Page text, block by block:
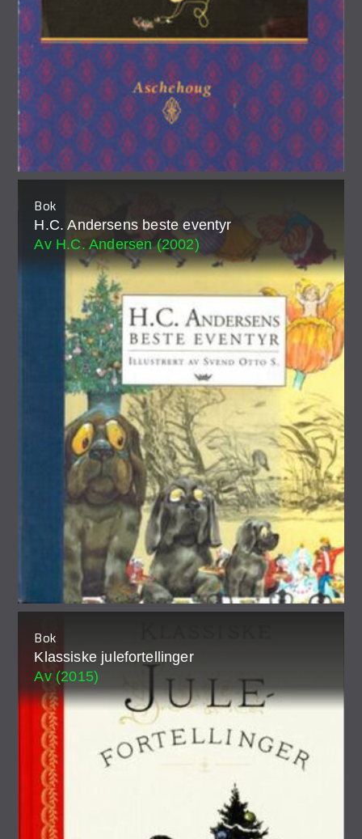
Bok
H.C. Andersens beste eventyr
Av H.C. Andersen (2002)
Bok
Klassiske julefortellinger
Av (2015)